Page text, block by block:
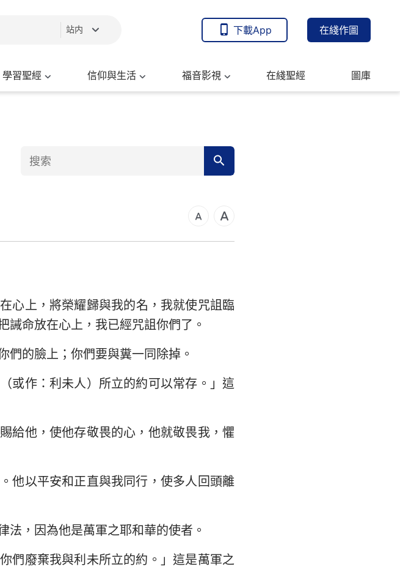
站内 下載App 在綫作圖
學習聖經 信仰與生活 福音影視 在綫聖經 圖庫
使徒行傳 羅馬書
哥林多前書 哥林多後書
加拉太書 以弗所書
腓立比書 歌羅西書
提摩太前書 提摩太後書
希伯來書 雅各書
心上，將榮耀歸與我的名，我就使咒詛臨
誡命放在心上，我已經咒詛你們了。
們的臉上；你們要與糞一同除掉。
或作：利未人）所立的約可以常存。」這
給他，使他存敬畏的心，他就敬畏我，懼
他以平安和正直與我同行，使多人回頭離
法，因為他是萬軍之耶和華的使者。
們廢棄我與利未所立的約。」這是萬軍之